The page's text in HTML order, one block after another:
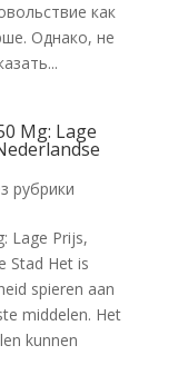
как
Однако, не
Mg: Lage
рубрики
Lage Prijs,
Stad Het is
spieren aan
middelen. Het
kunnen